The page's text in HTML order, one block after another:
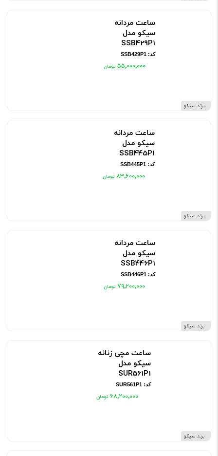
برند سیکو
ساعت مردانه
سیکو مدل
SSB429P1
کد: SSB429P1
۵۵٬۰۰۰٬۰۰۰
برند سیکو
ساعت مردانه
سیکو مدل
SSB445P1
کد: SSB445P1
۸۳٬۶۰۰٬۰۰۰
برند سیکو
ساعت مردانه
سیکو مدل
SSB446P1
کد: SSB446P1
۷۹٬۲۰۰٬۰۰۰
برند سیکو
ساعت مچی زنانه
سیکو مدل
SUR561P1
کد: SUR561P1
۶۸٬۲۰۰٬۰۰۰